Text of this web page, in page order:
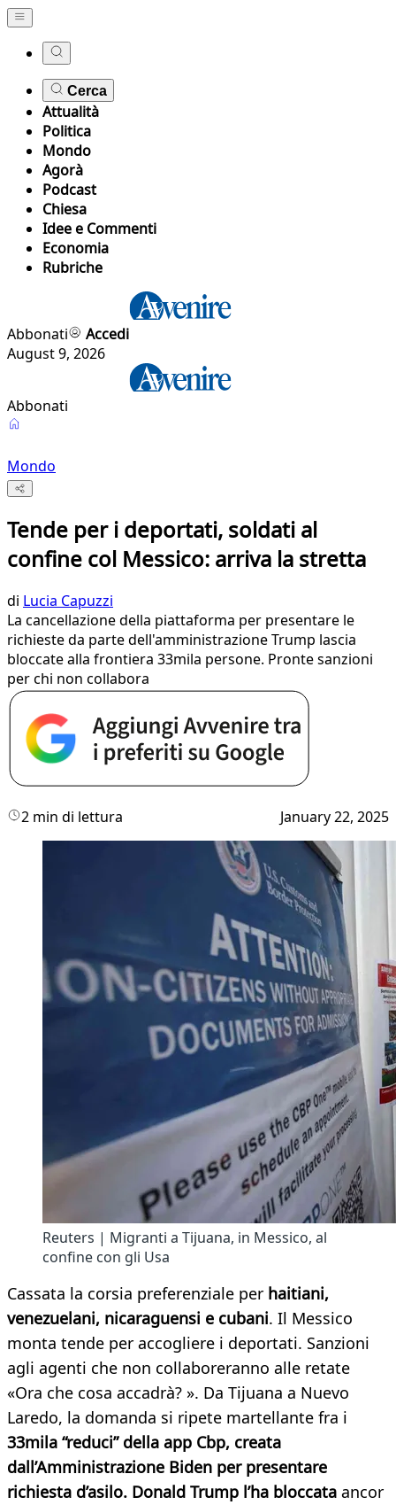
Cerca
Attualità
Politica
Mondo
Agorà
Podcast
Chiesa
Idee e Commenti
Economia
Rubriche
Abbonati
Accedi
August 9, 2026
Abbonati
Mondo
Tende per i deportati, soldati al
confine col Messico: arriva la stretta
di Lucia Capuzzi
La cancellazione della piattaforma per presentare le
richieste da parte dell'amministrazione Trump lascia
bloccate alla frontiera 33mila persone. Pronte sanzioni
per chi non collabora
2 min di lettura January 22, 2025
Reuters | Migranti a Tijuana, in Messico, al
confine con gli Usa
Cassata la corsia preferenziale per haitiani,
venezuelani, nicaraguensi e cubani. Il Messico
monta tende per accogliere i deportati. Sanzioni
agli agenti che non collaboreranno alle retate
«Ora che cosa accadrà? ». Da Tijuana a Nuevo
Laredo, la domanda si ripete martellante fra i
33mila “reduci” della app Cbp, creata
dall’Amministrazione Biden per presentare
richiesta d’asilo. Donald Trump l’ha bloccata ancor